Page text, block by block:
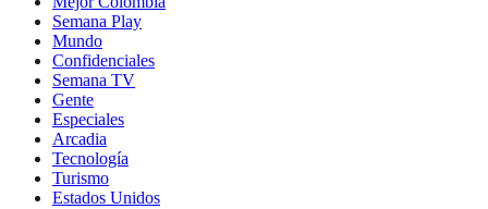
Semana Play
Mundo
Confidenciales
Semana TV
Gente
Especiales
Arcadia
Tecnología
Turismo
Estados Unidos